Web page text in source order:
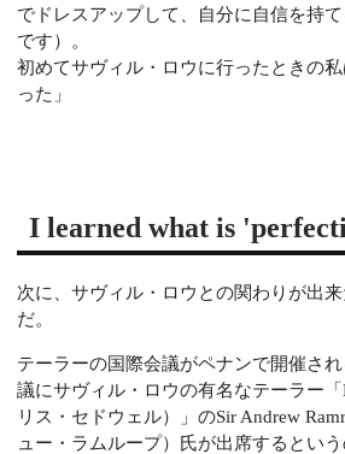
でドレスアップして、自分に自信を持
です）。
初めてサヴィル・ロウに行ったときの
った」
I learned what is
次に、サヴィル・ロウとの関わりが出
だ。
テーラーの国際会議がペナンで開催さ
議にサヴィル・ロウの有名なテーラー「
リス・セドウェル）」のSir Andrew
ュー・ラムループ）氏が出席するという